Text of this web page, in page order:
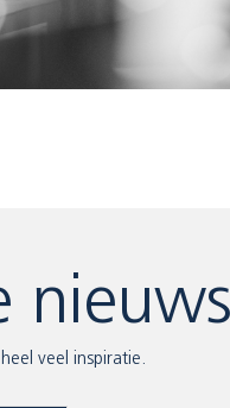
veel inspiratie.